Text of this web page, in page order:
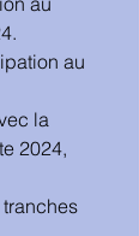
au
la
2024,